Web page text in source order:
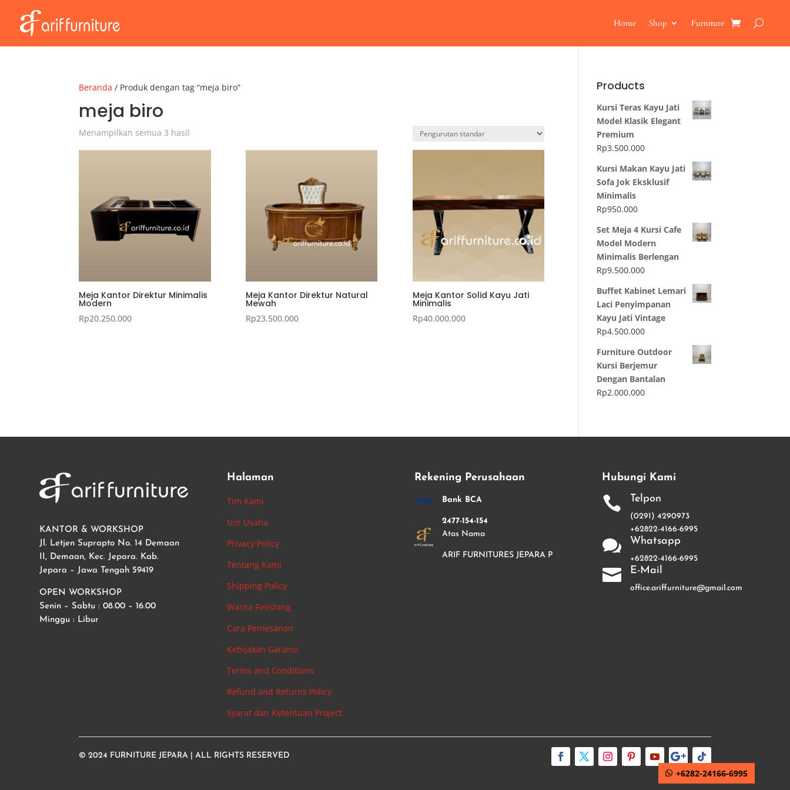
Home Shop Furniture
Beranda / Produk dengan tag “meja biro”
meja biro
Menampilkan semua 3 hasil
Meja Kantor Direktur Minimalis
Modern
Rp20.250.000
Meja Kantor Direktur Natural
Mewah
Rp23.500.000
Meja Kantor Solid Kayu Jati
Minimalis
Rp40.000.000
Products
Kursi Teras Kayu Jati
Model Klasik Elegant
Premium
Rp3.500.000
Kursi Makan Kayu Jati
Sofa Jok Eksklusif
Minimalis
Rp950.000
Set Meja 4 Kursi Cafe
Model Modern
Minimalis Berlengan
Rp9.500.000
Buffet Kabinet Lemari
Laci Penyimpanan
Kayu Jati Vintage
Rp4.500.000
Furniture Outdoor
Kursi Berjemur
Dengan Bantalan
Rp2.000.000
KANTOR & WORKSHOP
Jl. Letjen Suprapto No. 14 Demaan
II, Demaan, Kec. Jepara. Kab.
Jepara – Jawa Tengah 59419
OPEN WORKSHOP
Senin – Sabtu : 08.00 – 16.00
Minggu : Libur
Halaman
Tim Kami
Izin Usaha
Privacy Policy
Tentang Kami
Shipping Policy
Warna Finishing
Cara Pemesanan
Kebijakan Garansi
Terms and Conditions
Refund and Returns Policy
Syarat dan Ketentuan Project
Rekening Perusahaan
Bank BCA
2477-154-154
Atas Nama
ARIF FURNITURES JEPARA P
Hubungi Kami
 Telpon
(0291) 4290973
+62822-4166-6995
 Whatsapp
+62822-4166-6995
 E-Mail
office.ariffurniture@gmail.com
© 2024 FURNITURE JEPARA | ALL RIGHTS RESERVED
+6282-24166-6995